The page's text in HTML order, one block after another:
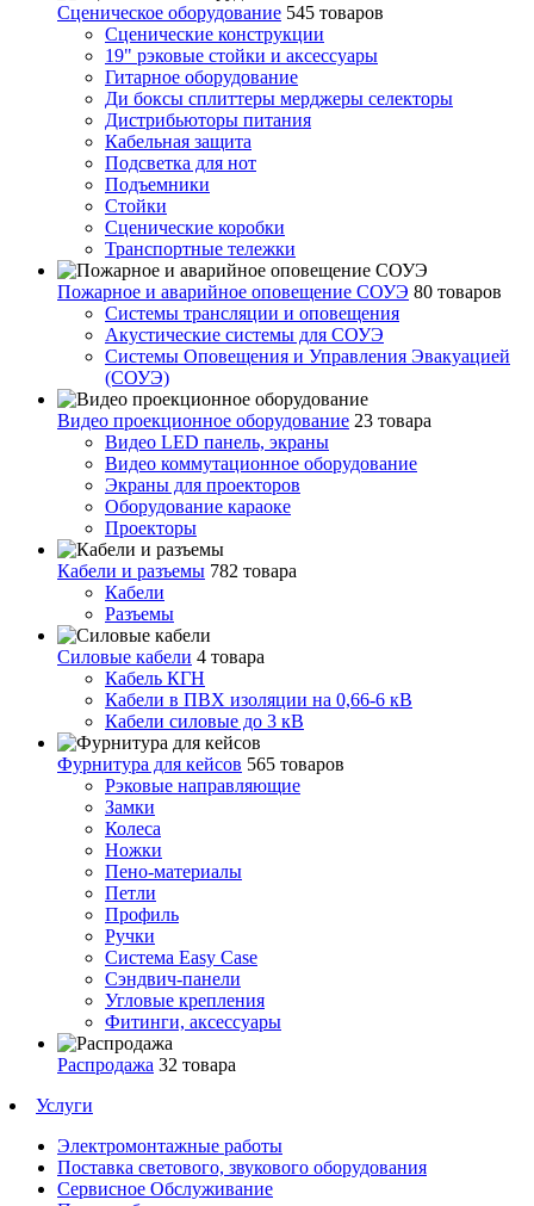
Сценическое оборудование 545 товаров
Сценические конструкции
19" рэковые стойки и аксесcуары
Гитарное оборудование
Ди боксы сплиттеры мерджеры селекторы
Дистрибьюторы питания
Кабельная защита
Подсветка для нот
Подъемники
Стойки
Сценические коробки
Транспортные тележки
Пожарное и аварийное оповещение СОУЭ 80 товаров
Cистемы трансляции и оповещения
Акустические системы для СОУЭ
Системы Оповещения и Управления Эвакуацией
(СОУЭ)
Видео проекционное оборудование 23 товара
Видео LED панель, экраны
Видео коммутационное оборудование
Экраны для проекторов
Оборудование караоке
Проекторы
Кабели и разъемы 782 товара
Кабели
Разъемы
Силовые кабели 4 товара
Кабель КГН
Кабели в ПВХ изоляции на 0,66-6 кВ
Кабели силовые до 3 кВ
Фурнитура для кейсов 565 товаров
Рэковые направляющие
Замки
Колеса
Ножки
Пено-материалы
Петли
Профиль
Ручки
Система Easy Case
Сэндвич-панели
Угловые крепления
Фитинги, аксессуары
Распродажа 32 товара
Услуги
Электромонтажные работы
Поставка светового, звукового оборудования
Сервисное Обслуживание